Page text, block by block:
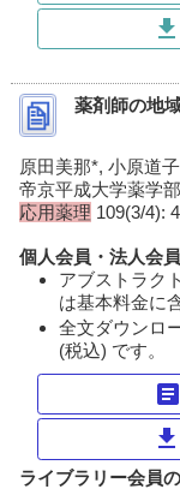
download
薬剤師の地
原田美那*, 小原道
帝京平成大学薬学部
応用薬理 109(3/4):
個人会員・法人会
アブストラク
は基本料金に
全文ダウンロ
(税込) です。
article
download
ライブラリー会員